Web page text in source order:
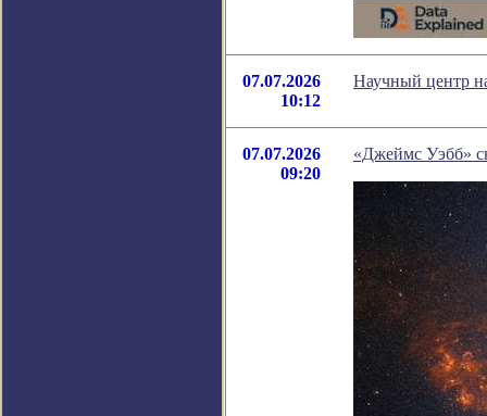
07.07.2026
10:12
Научный центр
07.07.2026
09:20
«Джеймс Уэбб»